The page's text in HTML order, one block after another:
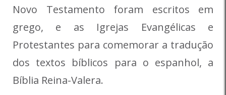
Novo Testamento foram escritos em
grego, e as Igrejas Evangélicas e
Protestantes para comemorar a tradução
dos textos bíblicos para o espanhol, a
Bíblia Reina-Valera.